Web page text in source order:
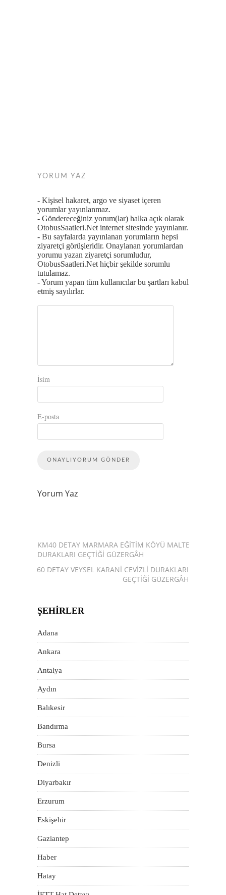
YORUM YAZ
- Kişisel hakaret, argo ve siyaset içeren
yorumlar yayınlanmaz.
- Göndereceğiniz yorum(lar) halka açık olarak
OtobusSaatleri.Net internet sitesinde yayınlanır.
- Bu sayfalarda yayınlanan yorumların hepsi
ziyaretçi görüşleridir. Onaylanan yorumlardan
yorumu yazan ziyaretçi sorumludur,
OtobusSaatleri.Net hiçbir şekilde sorumlu
tutulamaz.
- Yorum yapan tüm kullanıcılar bu şartları kabul
etmiş sayılırlar.
İsim
E-posta
Yorum Yaz
KM40 DETAY MARMARA EĞITIM KÖYÜ MALTEPE
DURAKLARI GEÇTIĞI GÜZERGÂH
KM60 DETAY VEYSEL KARANI CEVIZLI DURAKLARI
GEÇTIĞI GÜZERGÂH
ŞEHIRLER
Adana
Ankara
Antalya
Aydın
Balıkesir
Bandırma
Bursa
Denizli
Diyarbakır
Erzurum
Eskişehir
Gaziantep
Haber
Hatay